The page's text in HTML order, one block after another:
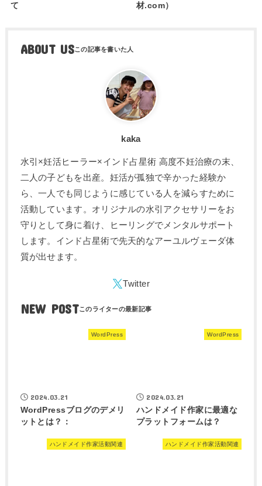
て 材.com）
ABOUT US
kaka
水引×妊活ヒーラー×インド占星術 高度不妊治療の末、
二人の子どもを出産。妊活が孤独で辛かった経験か
ら、一人でも同じように感じている人を減らすために
活動しています。オリジナルの水引アクセサリーをお
守りとして身に着け、ヒーリングでメンタルサポート
します。インド占星術で先天的なアーユルヴェーダ体
質が出せます。
NEW POST
WordPress
2024.03.21
WordPressブログのデメリ
ットとは？：
WordPress
2024.03.21
ハンドメイド作家に最適な
プラットフォームは？
ハンドメイド作家活動関連 ハンドメイド作家活動関連